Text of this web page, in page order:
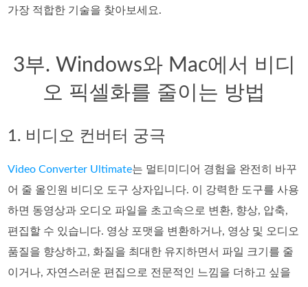
가장 적합한 기술을 찾아보세요.
3부. Windows와 Mac에서 비디
오 픽셀화를 줄이는 방법
1. 비디오 컨버터 궁극
Video Converter Ultimate는 멀티미디어 경험을 완전히 바꾸
어 줄 올인원 비디오 도구 상자입니다. 이 강력한 도구를 사용
하면 동영상과 오디오 파일을 초고속으로 변환, 향상, 압축,
편집할 수 있습니다. 영상 포맷을 변환하거나, 영상 및 오디오
품질을 향상하고, 화질을 최대한 유지하면서 파일 크기를 줄
이거나, 자연스러운 편집으로 전문적인 느낌을 더하고 싶을